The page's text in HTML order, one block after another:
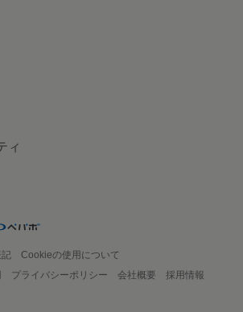
ィ
Cookieの使用について
プライバシーポリシー 会社概要
採用情報